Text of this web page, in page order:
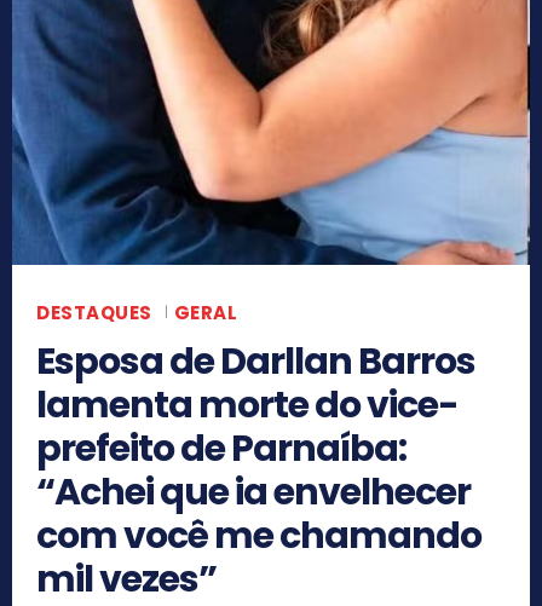
DESTAQUES GERAL
Esposa de Darllan Barros
lamenta morte do vice-
prefeito de Parnaíba:
“Achei que ia envelhecer
com você me chamando
mil vezes”